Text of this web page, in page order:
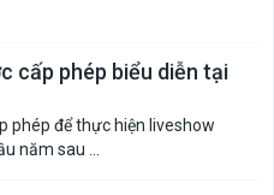
cấp phép biểu diễn tại
phép để thực hiện liveshow
năm sau ...